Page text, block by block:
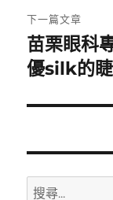
章:
下一篇文章
下
一
文
苗栗眼科
優silk的
搜